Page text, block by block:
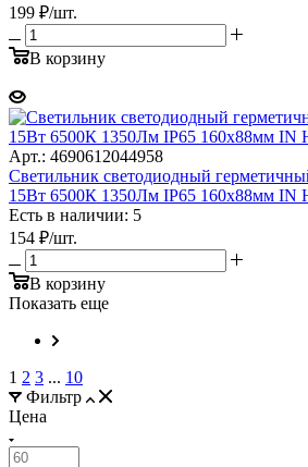
199 ₽/шт.
В корзину
Арт.: 4690612044958
Светильник светодиодный
15Вт 6500К 1350Лм IP65 160х88мм IN
Есть в наличии: 5
154 ₽/шт.
В корзину
Показать еще
1 2 3 ... 10
Фильтр
Цена